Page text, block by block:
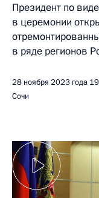
Президент по
в церемонии
в ряде регионов
28 ноября 2023 года
Сочи